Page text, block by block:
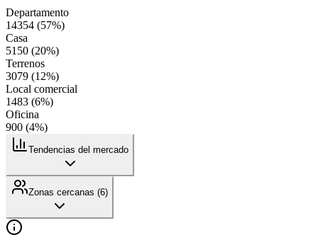
Departamento
14354 (57%)
Casa
5150 (20%)
Terrenos
3079 (12%)
Local comercial
1483 (6%)
Oficina
900 (4%)
Tendencias del mercado
Zonas cercanas (6)